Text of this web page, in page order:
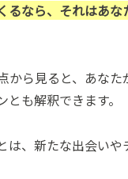
るなら、それはあ
から見ると、あな
も解釈できます。
は、新たな出会い